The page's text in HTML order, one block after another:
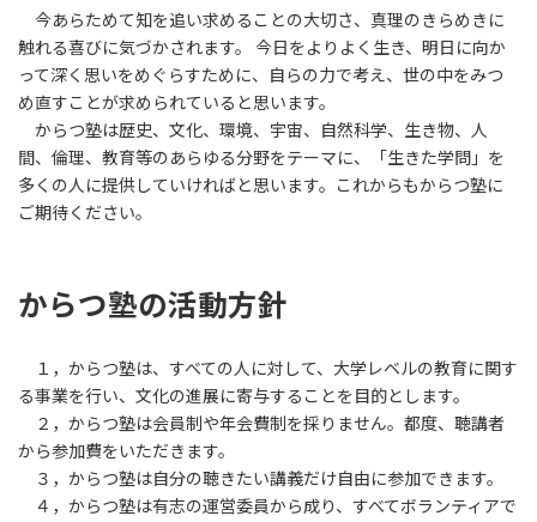
今あらためて知を追い求めることの大切さ、真理のきらめきに
触れる喜びに気づかされます。 今日をよりよく生き、明日に向か
って深く思いをめぐらすために、自らの力で考え、世の中をみつ
め直すことが求められていると思います。
からつ塾は歴史、文化、環境、宇宙、自然科学、生き物、人
間、倫理、教育等のあらゆる分野をテーマに、「生きた学問」を
多くの人に提供していければと思います。これからもからつ塾に
ご期待ください。
からつ塾の活動方針
１，からつ塾は、すべての人に対して、大学レベルの教育に関す
る事業を行い、文化の進展に寄与することを目的とします。
２，からつ塾は会員制や年会費制を採りません。都度、聴講者
から参加費をいただきます。
３，からつ塾は自分の聴きたい講義だけ自由に参加できます。
４，からつ塾は有志の運営委員から成り、すべてボランティアで